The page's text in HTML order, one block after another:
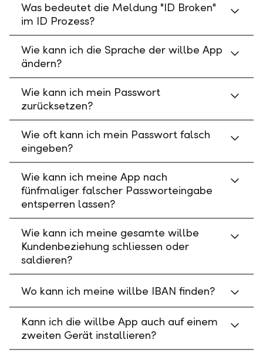
Was bedeutet die Meldung "ID Broken"
im ID Prozess?
Wie kann ich die Sprache der willbe App
ändern?
Wie kann ich mein Passwort
zurücksetzen?
Wie oft kann ich mein Passwort falsch
eingeben?
Wie kann ich meine App nach
fünfmaliger falscher Passworteingabe
entsperren lassen?
Wie kann ich meine gesamte willbe
Kundenbeziehung schliessen oder
saldieren?
Wo kann ich meine willbe IBAN finden?
Kann ich die willbe App auch auf einem
zweiten Gerät installieren?